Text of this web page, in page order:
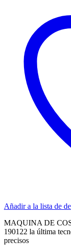
Añadir a la lista de
MAQUINA DE
190122 la última
precisos